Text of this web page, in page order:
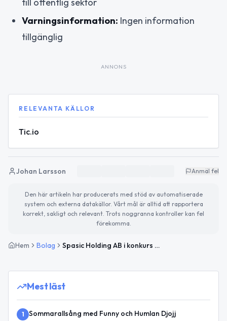
Varningsinformation: Ingen information
tillgänglig
ANNONS
RELEVANTA KÄLLOR
Tic.io
Johan Larsson Anmäl fel
Den här artikeln har producerats med stöd av automatiserade
system och externa datakällor. Vårt mål är alltid att rapportera
korrekt, sakligt och relevant. Trots noggranna kontroller kan fel
förekomma.
Hem Bolag Spasic Holding AB i konkurs med fastighetsförvaltning
Mest läst
1 Sommarallsång med Funny och Humlan Djojj